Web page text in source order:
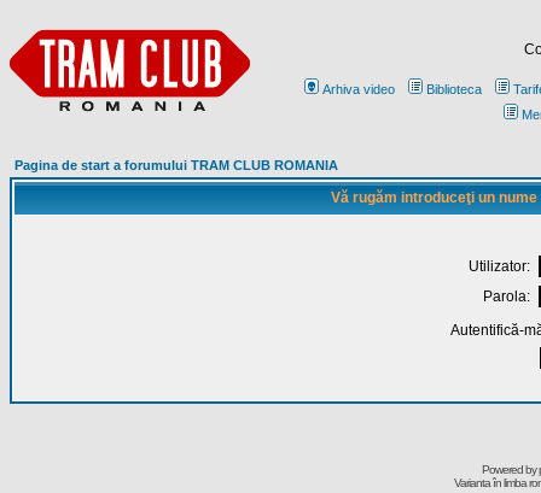
Arhiva video Biblioteca
Pagina de start a forumului TRAM CLUB ROMANIA
Vă rugăm introduceţi un
Utilizator:
Parola:
Autentifică-
Powered by
Varianta în limba